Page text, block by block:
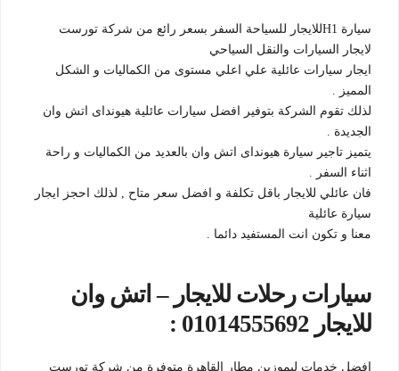
سيارة H1للايجار للسياحة السفر بسعر رائع من شركة تورست
لايجار السيارات والنقل السياحي
ايجار سيارات عائلية علي اعلي مستوى من الكماليات و الشكل
المميز .
لذلك تقوم الشركة بتوفير افضل سيارات عائلية هيونداى اتش وان
الجديدة .
يتميز تاجير سيارة هيونداى اتش وان بالعديد من الكماليات و راحة
اثناء السفر .
فان عائلي للايجار باقل تكلفة و افضل سعر متاح , لذلك احجز ايجار
سيارة عائلية
معنا و تكون انت المستفيد دائما .
سيارات رحلات للايجار – اتش وان
للايجار 01014555692 :
افضل خدمات ليموزين مطار القاهرة متوفرة من شركة تورست